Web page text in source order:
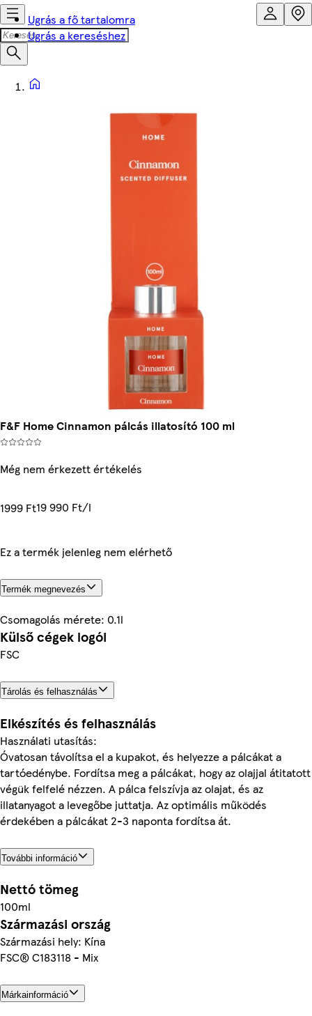
Ugrás a fő tartalomra
Ugrás a kereséshez
F&F Home Cinnamon pálcás illatosító 100 ml
Még nem érkezett értékelés
1999 Ft19 990 Ft/l
Ez a termék jelenleg nem elérhető
Termék megnevezés
Csomagolás mérete: 0.1l
Külső cégek logói
FSC
Tárolás és felhasználás
Elkészítés és felhasználás
Használati utasítás:
Óvatosan távolítsa el a kupakot, és helyezze a pálcákat a
tartóedénybe. Fordítsa meg a pálcákat, hogy az olajjal átitatott
végük felfelé nézzen. A pálca felszívja az olajat, és az
illatanyagot a levegőbe juttatja. Az optimális működés
érdekében a pálcákat 2-3 naponta fordítsa át.
További információ
Nettó tömeg
100ml
Származási ország
Származási hely: Kína
FSC® C183118 - Mix
Márkainformáció